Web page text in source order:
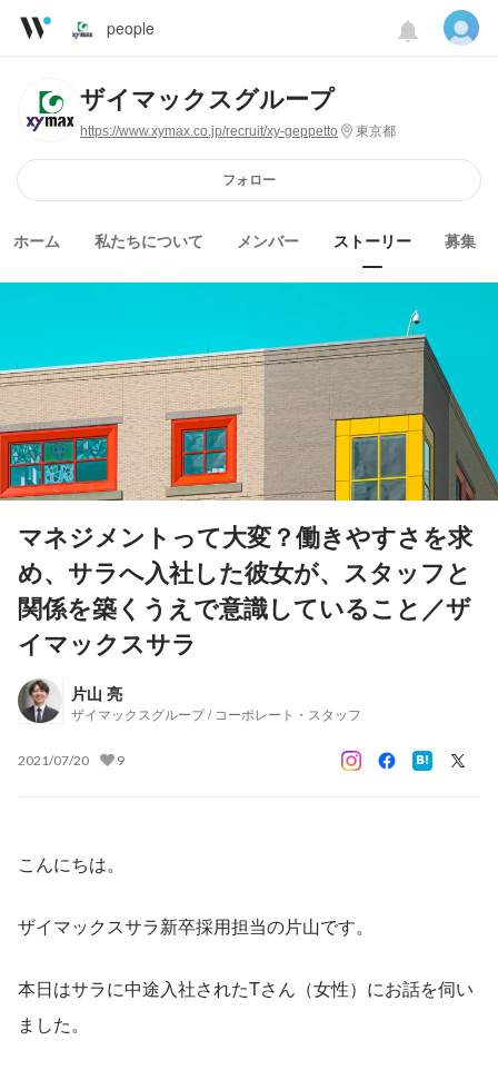
people
ザイマックスグループ
https://www.xymax.co.jp/recruit/xy-geppetto 東京都
フォロー
ホーム 私たちについて メンバー ストーリー 募集
マネジメントって大変？働きやすさを求
め、サラへ入社した彼女が、スタッフと
関係を築くうえで意識していること／ザ
イマックスサラ
片山 亮
ザイマックスグループ / コーポレート・スタッフ
2021/07/20 9
こんにちは。
ザイマックスサラ新卒採用担当の片山です。
本日はサラに中途入社されたTさん（女性）にお話を伺い
ました。